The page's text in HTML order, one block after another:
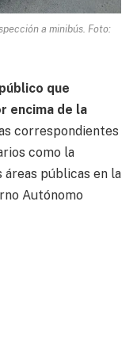
a minibús. Foto:
que
encima de la
correspondientes
como la
áreas públicas en la
Autónomo